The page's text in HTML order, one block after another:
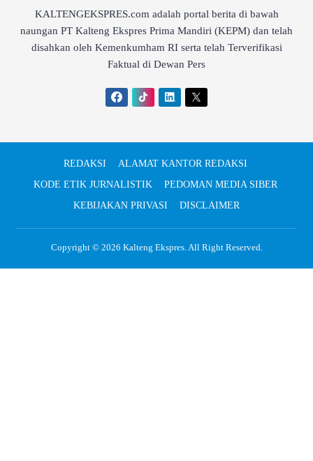
KALTENGEKSPRES.com adalah portal berita di bawah
naungan PT Kalteng Ekspres Prima Mandiri (KEPM) dan telah
disahkan oleh Kemenkumham RI serta telah Terverifikasi
Faktual di Dewan Pers
REDAKSI
ALAMAT KANTOR REDAKSI
KODE ETIK JURNALISTIK
PEDOMAN MEDIA SIBER
KEBIJAKAN PRIVASI
DISCLAIMER
Copyright © 2026 Kalteng Ekspres. All Right Reserved.